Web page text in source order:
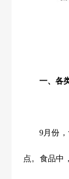
一、各类
9月份
点。食品中